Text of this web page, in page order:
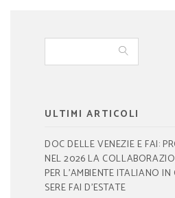
ULTIMI ARTICOLI
DOC DELLE VENEZIE E FAI:
NEL 2026 LA
PER L’AMBIENTE ITALIANO
SERE FAI D’ESTATE